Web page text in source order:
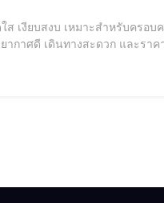
กาศดี เดินทางสะดวก และราค